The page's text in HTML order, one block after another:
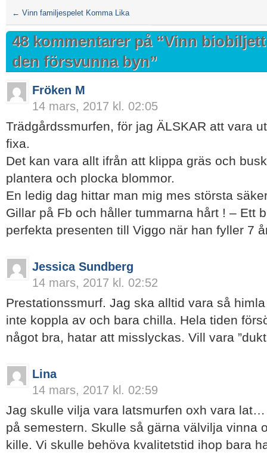
← Vinn familjespelet Komma Lika
48 kommentarer på “Vinn
den försvunna byn”
Fröken M
14 mars, 2017 kl. 02:05
Trädgårdssmurfen, för jag ÄLSKAR att vara
fixa.
Det kan vara allt ifrån att klippa gräs och
plantera och plocka blommor.
En ledig dag hittar man mig mes största
Gillar på Fb och håller tummarna hårt ! – Ett
perfekta presenten till Viggo när han fyller 7
Jessica Sundberg
14 mars, 2017 kl. 02:52
Prestationssmurf. Jag ska alltid vara så
inte koppla av och bara chilla. Hela tiden
något bra, hatar att misslyckas. Vill vara
Lina
14 mars, 2017 kl. 02:59
Jag skulle vilja vara latsmurfen oxh vara
på semestern. Skulle så gärna välvilja vinna
kille. Vi skulle behöva kvalitetstid ihop bara